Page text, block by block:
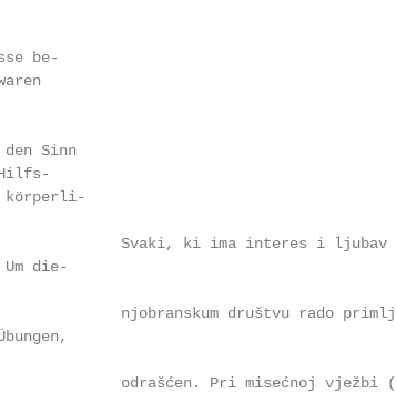
be-
Sinn
Hilfs-
körperli-
Svaki, ki ima interes i ljubav
die-
njobranskum društvu rado
odrašćen. Pri misećnoj vježbi